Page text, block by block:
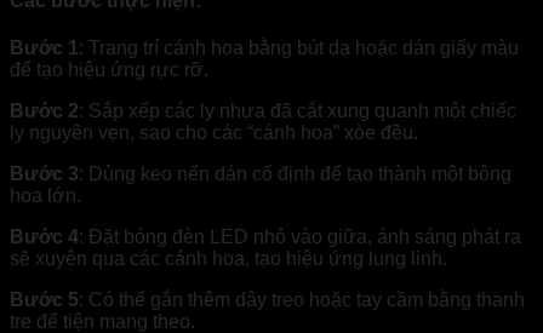
Bước 1: Trang trí cánh hoa bằng bút dạ hoặc dán giấy màu
để tạo hiệu ứng rực rỡ.
Bước 2: Sắp xếp các ly nhựa đã cắt xung quanh một chiếc
ly nguyên vẹn, sao cho các “cánh hoa” xòe đều.
Bước 3: Dùng keo nến dán cố định để tạo thành một bông
hoa lớn.
Bước 4: Đặt bóng đèn LED nhỏ vào giữa, ánh sáng phát ra
sẽ xuyên qua các cánh hoa, tạo hiệu ứng lung linh.
Bước 5: Có thể gắn thêm dây treo hoặc tay cầm bằng thanh
tre để tiện mang theo.